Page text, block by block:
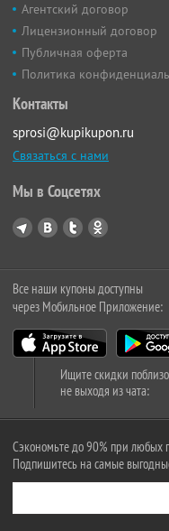
Агентский договор
Лицензионный договор
Публичная оферта
Политика
Контакты
sprosi@kupikupon.ru
Связаться с нами
Мы в Соцсетях
Все наши купоны доступны
через Мобильное Приложение:
Ищите скидки
не выходя из чата:
Сэкономьте до 90% при любых
Подпишитесь на самые